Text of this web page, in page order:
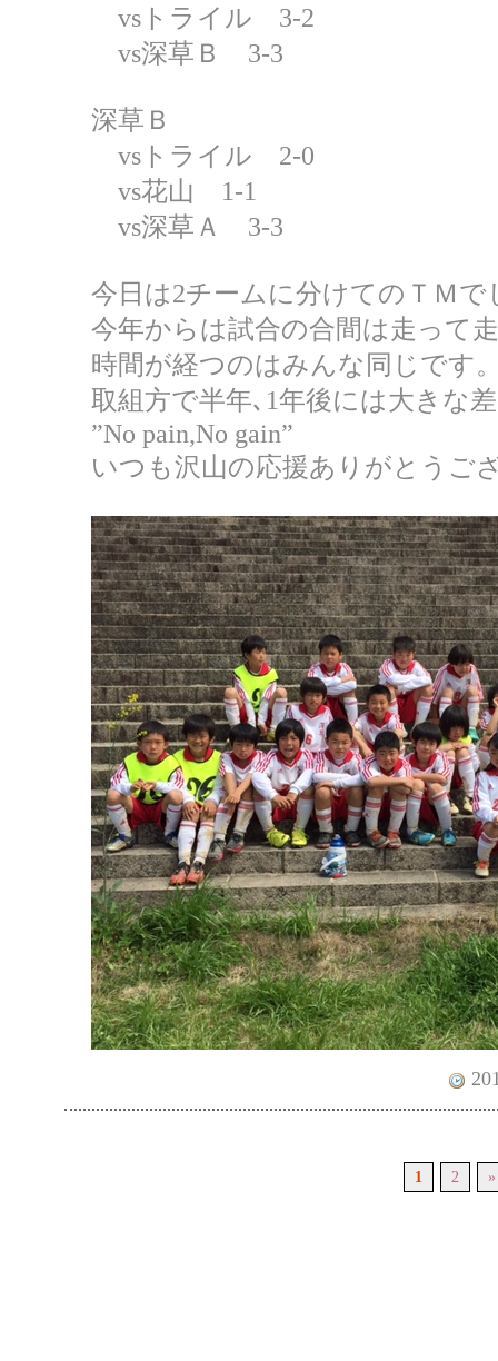
vsトライル 3-2
vs深草Ｂ 3-3
深草Ｂ
vsトライル 2-0
vs花山 1-1
vs深草Ａ 3-3
今日は2チームに分けてのＴＭで
今年からは試合の合間は走って
時間が経つのはみんな同じです
取組方で半年､1年後には大きな
”No pain,No gain”
いつも沢山の応援ありがとうご
1 2 »